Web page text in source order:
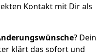
Kontakt mit Dir als
? Dein
klärt das sofort und